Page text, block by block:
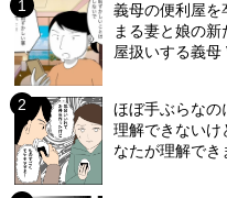
義母の便利屋を
まる妻と娘の
屋扱いする義母
ほぼ手ぶらなの
理解できないけ
なたが理解でき